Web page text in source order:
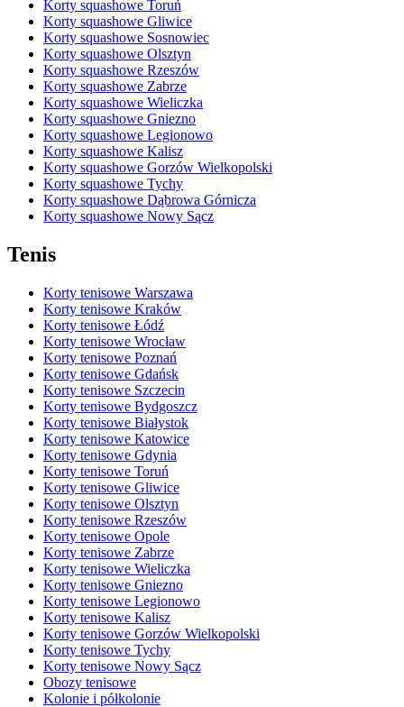
Korty squashowe Toruń
Korty squashowe Gliwice
Korty squashowe Sosnowiec
Korty squashowe Olsztyn
Korty squashowe Rzeszów
Korty squashowe Zabrze
Korty squashowe Wieliczka
Korty squashowe Gniezno
Korty squashowe Legionowo
Korty squashowe Kalisz
Korty squashowe Gorzów Wielkopolski
Korty squashowe Tychy
Korty squashowe Dąbrowa Górnicza
Korty squashowe Nowy Sącz
Tenis
Korty tenisowe Warszawa
Korty tenisowe Kraków
Korty tenisowe Łódź
Korty tenisowe Wrocław
Korty tenisowe Poznań
Korty tenisowe Gdańsk
Korty tenisowe Szczecin
Korty tenisowe Bydgoszcz
Korty tenisowe Białystok
Korty tenisowe Katowice
Korty tenisowe Gdynia
Korty tenisowe Toruń
Korty tenisowe Gliwice
Korty tenisowe Olsztyn
Korty tenisowe Rzeszów
Korty tenisowe Opole
Korty tenisowe Zabrze
Korty tenisowe Wieliczka
Korty tenisowe Gniezno
Korty tenisowe Legionowo
Korty tenisowe Kalisz
Korty tenisowe Gorzów Wielkopolski
Korty tenisowe Tychy
Korty tenisowe Nowy Sącz
Obozy tenisowe
Kolonie i półkolonie